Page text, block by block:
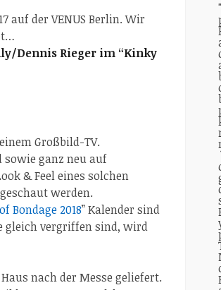
auf der VENUS Berlin. Wir
Dennis Rieger im “Kinky
Großbild-TV.
sowie ganz neu auf
& Feel eines solchen
werden.
Bondage 2018” Kalender sind
gleich vergriffen sind, wird
nach der Messe geliefert.